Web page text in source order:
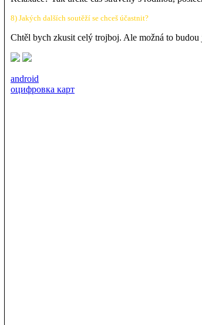
8) Jakých dalších soutěží se chceš účastnit?
Chtěl bych zkusit celý trojboj. Ale možná to
android
оцифровка карт